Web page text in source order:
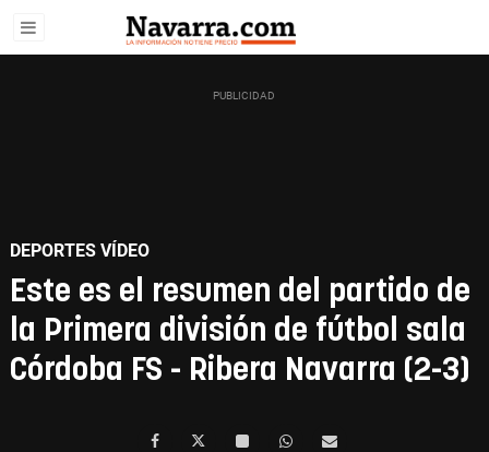
DEPORTES VÍDEO
Este es el resumen del partido de
la Primera división de fútbol sala
Córdoba FS - Ribera Navarra (2-3)